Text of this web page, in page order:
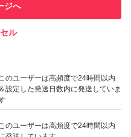
で、くすみ*2のベールまで
えられた処方の数々。
に働きかける。フィルム
。まつエクOK。
の取引実績があります
のユーザーは高頻度で24時間以内
＆設定した発送日数内に発送していま
のユーザーは高頻度で24時間以内
ジへ
ル